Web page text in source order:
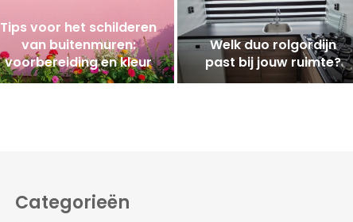
Tips voor het schilderen
van buitenmuren:
voorbereiding en kleur
Welk duo rolgordijn
past bij jouw ruimte?
Categorieën